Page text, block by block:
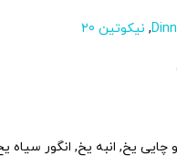
, نیکوتین 20
چایی یخ, انبه یخ, انگور سیاه